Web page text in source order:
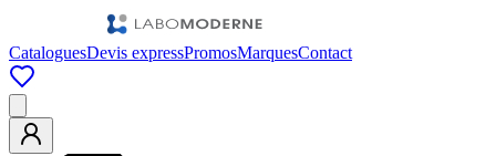
CataloguesDevis expressPromosMarquesContact